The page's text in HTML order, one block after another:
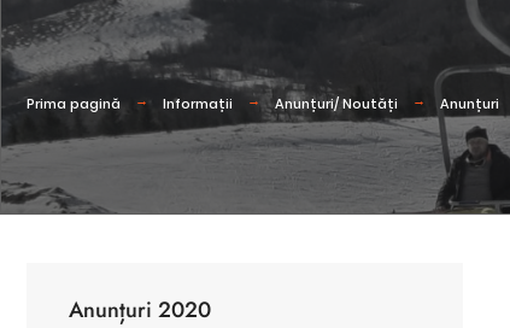
Prima pagină Informații Anunțuri/ Noutăți Anunțuri
Anunțuri 2020